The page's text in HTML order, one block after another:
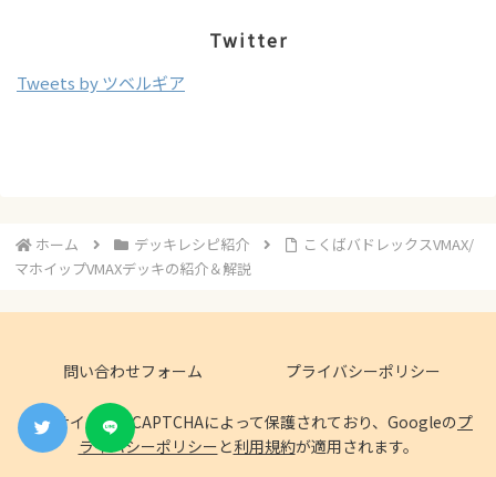
Twitter
Tweets by ツベルギア
ホーム デッキレシピ紹介
こくばバドレックスVMAX/
マホイップVMAXデッキの紹介＆解説
問い合わせフォーム プライバシーポリシー
このサイトはreCAPTCHAによって保護されており、Googleのプ
ライバシーポリシーと利用規約が適用されます。